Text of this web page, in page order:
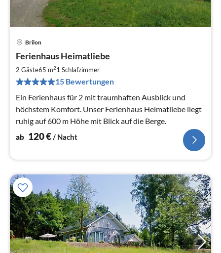
Brilon
Ferienhaus Heimatliebe
2 Gäste65 m21 Schlafzimmer
15 Bewertungen
Ein Ferienhaus für 2 mit traumhaften Ausblick und
höchstem Komfort. Unser Ferienhaus Heimatliebe liegt
ruhig auf 600 m Höhe mit Blick auf die Berge.
ab 120€/ Nacht